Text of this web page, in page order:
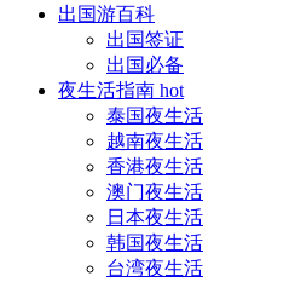
出国游百科
出国签证
出国必备
夜生活指南 hot
泰国夜生活
越南夜生活
香港夜生活
澳门夜生活
日本夜生活
韩国夜生活
台湾夜生活